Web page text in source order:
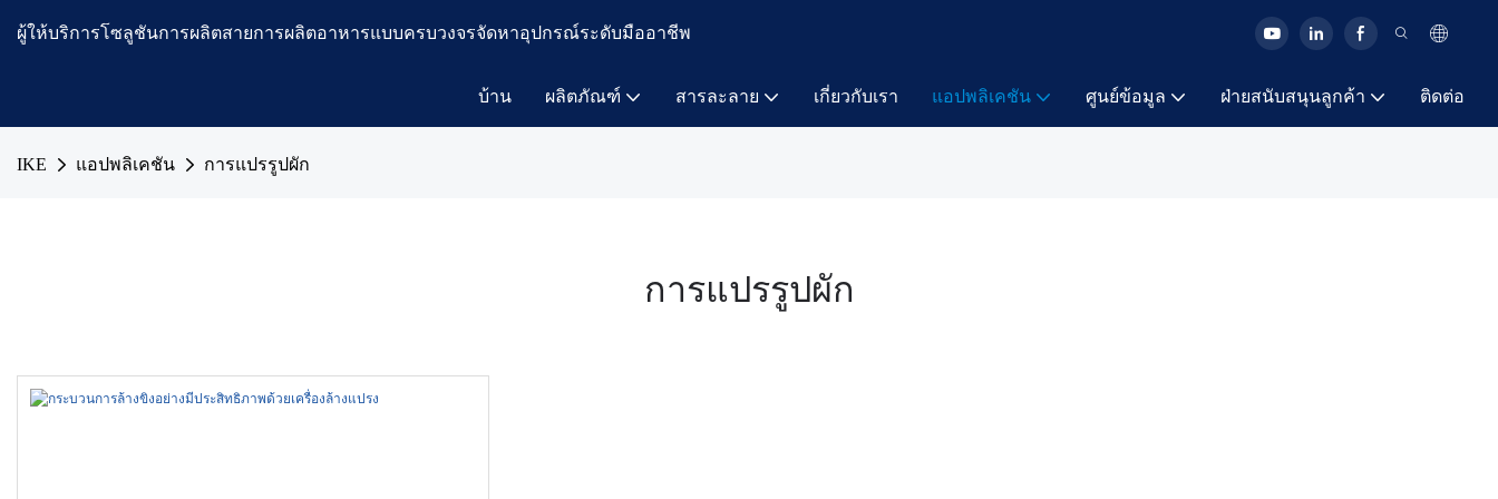
ผู้ให้บริการโซลูชันการผลิตสายการผลิตอาหารแบบครบวงจรจัดหาอุปกรณ์ระดับมืออาชีพ
บ้าน ผลิตภัณฑ์ สารละลาย เกี่ยวกับเรา แอปพลิเคชัน ศูนย์ข้อมูล ฝ่ายสนับสนุนลูกค้า ติดต่อ
IKE แอปพลิเคชัน การแปรรูปผัก
การแปรรูปผัก